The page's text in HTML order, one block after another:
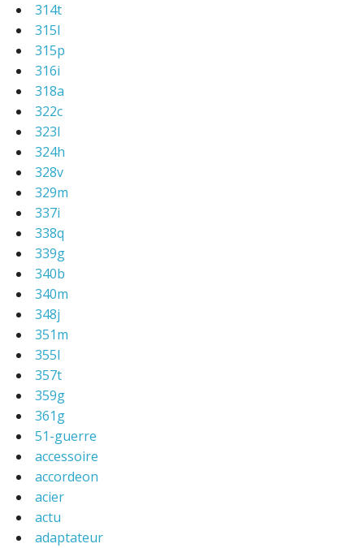
314t
315l
315p
316i
318a
322c
323l
324h
328v
329m
337i
338q
339g
340b
340m
348j
351m
355l
357t
359g
361g
51-guerre
accessoire
accordeon
acier
actu
adaptateur